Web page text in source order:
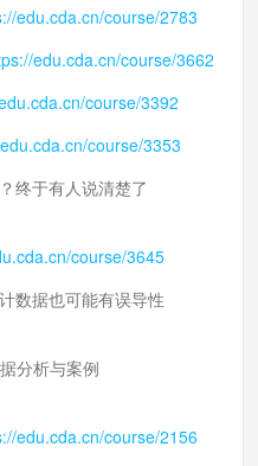
edu.cda.cn/course/2783
edu.cda.cn/course/3662
course/3392
course/3353
终于有人说清楚了
course/3645
数据也可能有误导性
分析与案例
edu.cda.cn/course/2156